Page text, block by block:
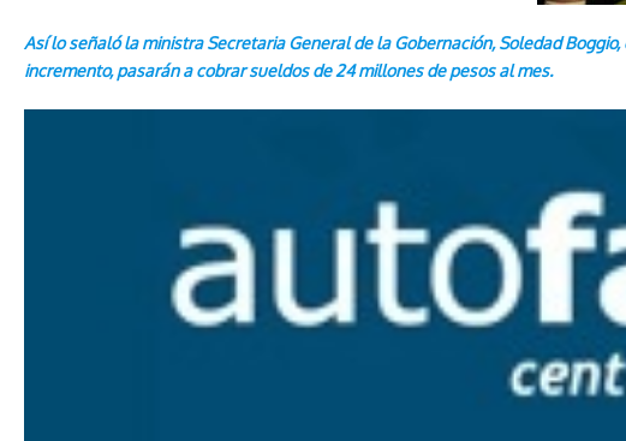
Así lo señaló la ministra Secretaria General de la Gobernación, Soledad
incremento, pasarán a cobrar sueldos de 24 millones de pesos al mes.